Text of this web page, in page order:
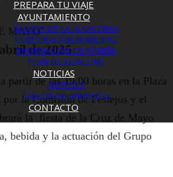
PREPARA TU VIAJE
AYUNTAMIENTO
SALUDA DE LA ALCALDESA
CORPORACIÓN MUNICIPAL
INFORMACIÓN DE INTERÉS
PLAN DE IGUALDAD
NOTICIAS
NOTICIAS
TABLÓN DE ANUNCIOS
CONTACTO
de 2025
partir de las 19:00 horas en la Plaza
la Comisión de Festejos y el
la fiesta de la Cruz de Mayo
bebida y la actuación del Grupo